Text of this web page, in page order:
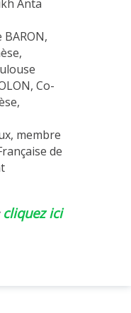
Anta
Co-
membre
de
cliquez ici